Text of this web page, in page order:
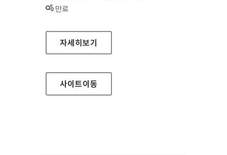
상태 :
만료
보건복지부 기초연금
자세히보기
사이트이동